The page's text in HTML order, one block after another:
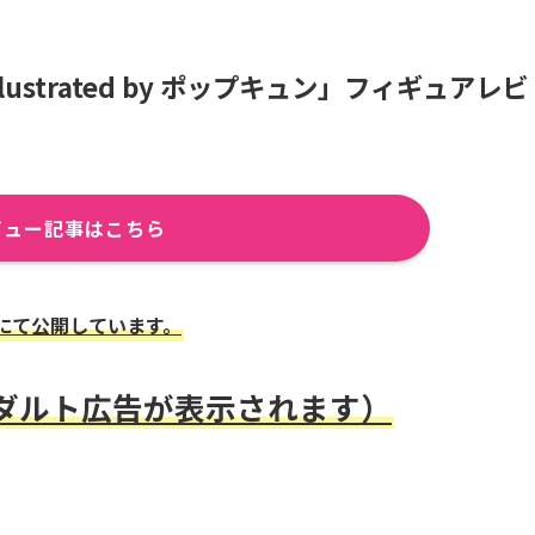
by ポップキュン」フィギュアレビ
ー記事はこちら
公開しています。
ト広告が表示されます）